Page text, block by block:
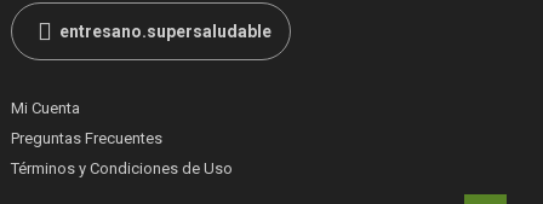
entresano.supersaludable
Mi Cuenta
Preguntas Frecuentes
Términos y Condiciones de Uso